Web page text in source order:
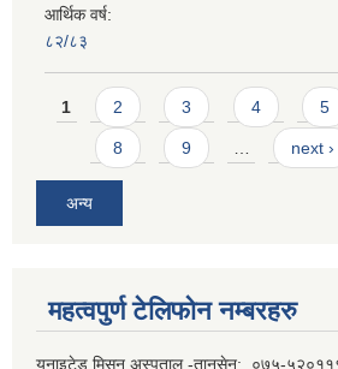
आर्थिक वर्ष:
८२/८३
Pages
1 2 3 4 5
8 9 next ›
अन्य
महत्वपुर्ण टेलिफोन नम्बरहरु
युनाइटेड मिसन अस्पताल -तानसेन: ०७५-